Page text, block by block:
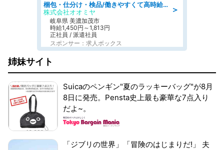
＞
梱包・仕分け・検品/働きやすくて高時給の仕分け作業長期休暇充実/残業なし
株式会社オオミヤ
岐阜県 美濃加茂市
時給1,450円～1,813円
正社員 / 派遣社員
スポンサー：求人ボックス
姉妹サイト
Suicaのペンギン"夏のラッキーバッグ"が8月
8日に発売。Pensta史上最も豪華な7点入り
だよ~。
「ジブリの世界」「冒険のはじまりだ!」 夫